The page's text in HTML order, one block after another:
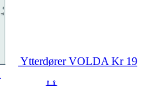
YtterdørerVOLDA Kr 19